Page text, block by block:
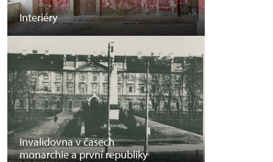
Interiéry
Invalidovna v časech
monarchie a první republiky